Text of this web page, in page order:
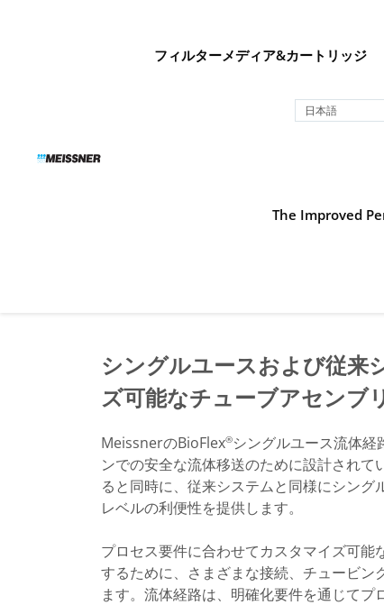
フィルターメディア&カートリッジ
日本語
The Improved
シングルユースおよび従来
ズ可能なチューブアセンブ
MeissnerのBioFlex®シングルユース流体経
ンでの安全な流体移送のために設計され
ると同時に、従来システムと同様にシン
レベルの利便性を提供します。
プロセス要件に合わせてカスタマイズ可
するために、さまざまな接続、チュービン
ます。流体経路は、明確化要件を通じて